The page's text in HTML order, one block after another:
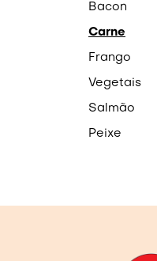
Bacon
Carne
Frango
Vegetais
Salmão
Peixe